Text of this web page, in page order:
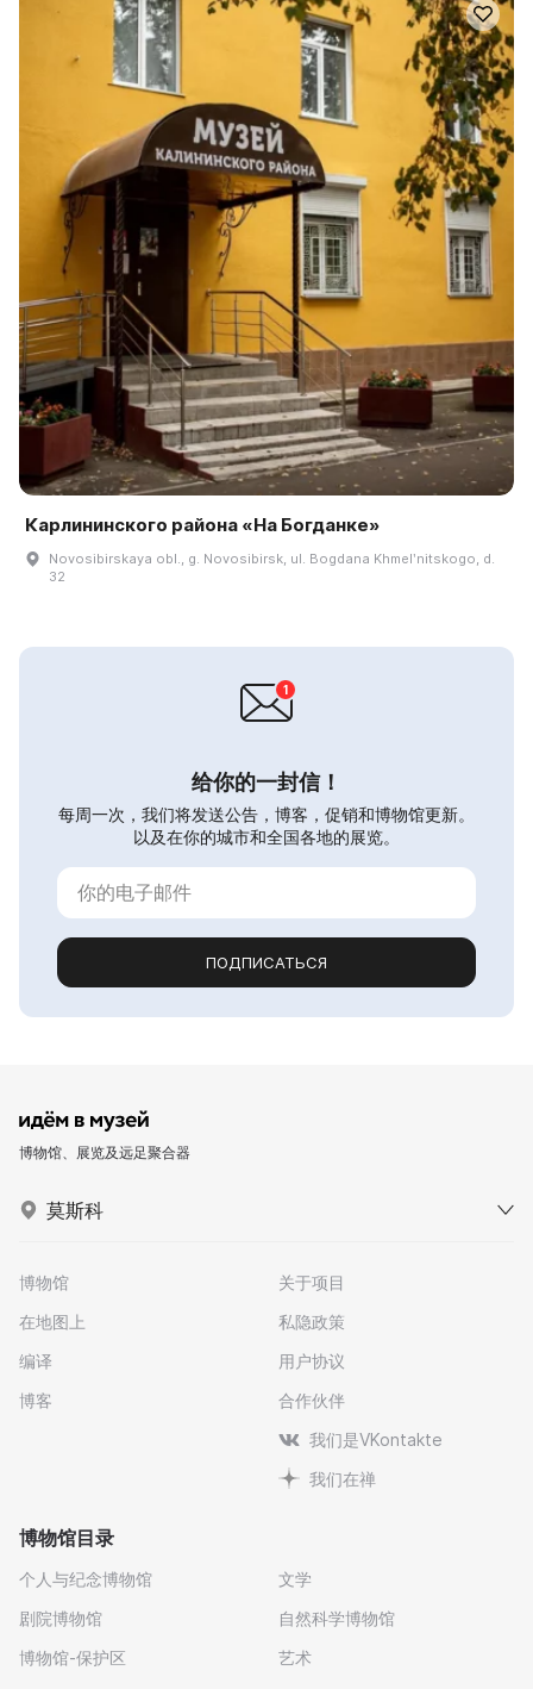
Карлининского района «На Богданке»
Novosibirskaya obl., g. Novosibirsk, ul. Bogdana Khmelʹnitskogo, d.
32
给你的一封信！
每周一次，我们将发送公告，博客，促销和博物馆更新。
以及在你的城市和全国各地的展览。
ПОДПИСАТЬСЯ
博物馆、展览及远足聚合器
莫斯科
博物馆
在地图上
编译
博客
关于项目
私隐政策
用户协议
合作伙伴
我们是VKontakte
我们在禅
博物馆目录
个人与纪念博物馆
剧院博物馆
博物馆-保护区
文学
自然科学博物馆
艺术